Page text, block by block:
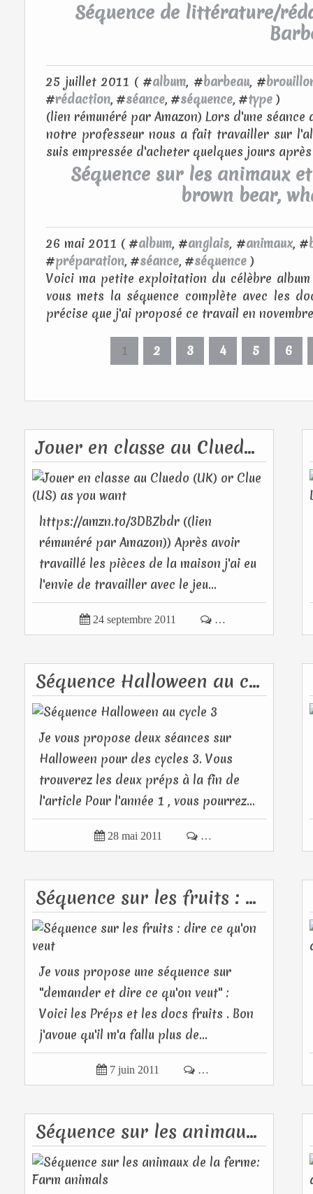
Séquence de littérature/
25 juillet 2011 ( #album, #barbeau, #
#rédaction, #séance, #séquence, #type )
(lien rémunéré par Amazon) Lors d'une
notre professeur nous a fait travailler sur
suis empressée d'acheter quelques jours
Séquence sur les animaux
brown bear,
26 mai 2011 ( #album, #anglais, #animaux, #
#préparation, #séance, #séquence )
Voici ma petite exploitation du célèbre
vous mets la séquence complète avec les
précise que j'ai proposé ce travail en
1 2 3 4 5 6
Jouer en classe au Cluedo (UK) or Clue (US) as you want
https://amzn.to/3DBZbdr ((lien
rémunéré par Amazon)) Après avoir
travaillé les pièces de la maison j'ai eu
l'envie de travailler avec le jeu...
 24 septembre 2011  …
Séquence Halloween au cycle 3
Je vous propose deux séances sur
Halloween pour des cycles 3. Vous
trouverez les deux préps à la fin de
l'article Pour l'année 1 , vous pourrez...
 28 mai 2011  …
Séquence sur les fruits : dire ce qu'on veut
Je vous propose une séquence sur
"demander et dire ce qu'on veut" :
Voici les Préps et les docs fruits . Bon
j'avoue qu'il m'a fallu plus de...
 7 juin 2011  …
Séquence sur les animaux de la ferme: Farm animals